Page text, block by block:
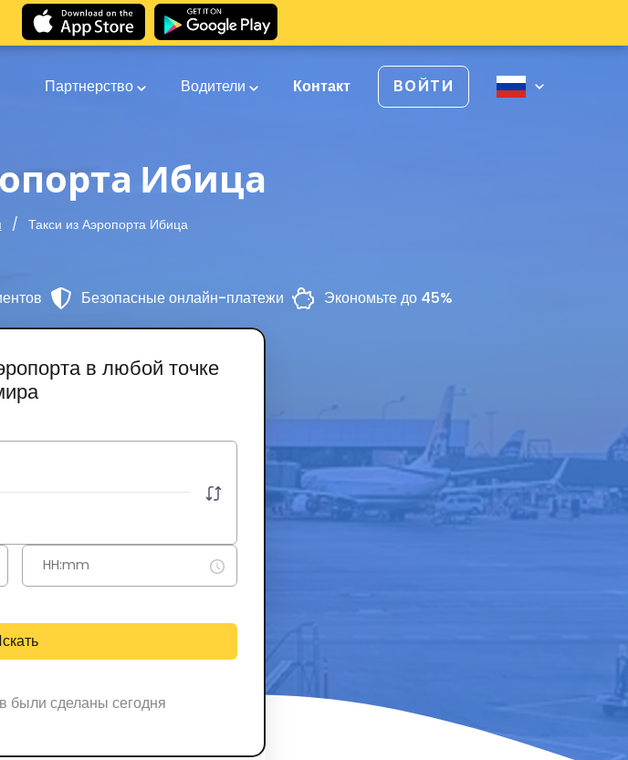
Партнерство Водители Контакт ВОЙТИ
Ибица
Такси из Аэропорта Ибица
Безопасные онлайн-платежи Экономьте до 45%
в любой точке
были сделаны сегодня